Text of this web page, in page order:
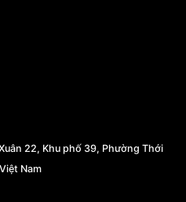
22, Khu phố 39, Phường Thới
Nam